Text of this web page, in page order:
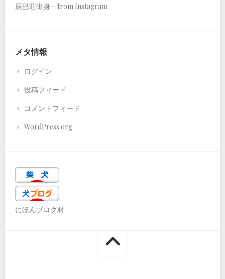
辰巳荘出身 – from Instagram
メタ情報
ログイン
投稿フィード
コメントフィード
WordPress.org
にほんブログ村